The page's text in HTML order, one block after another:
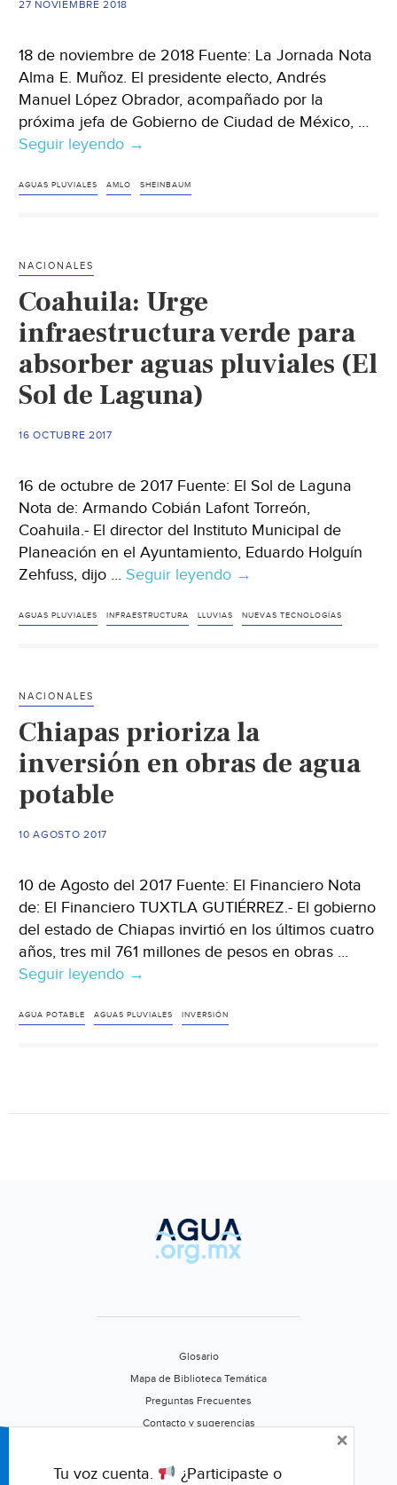
27 NOVIEMBRE 2018
18 de noviembre de 2018 Fuente: La Jornada Nota
Alma E. Muñoz. El presidente electo, Andrés
Manuel López Obrador, acompañado por la
próxima jefa de Gobierno de Ciudad de México, …
Seguir leyendo CdMx:
Sheinbaum
de
campo
militar
para
regulación
pluvial
→
AGUAS PLUVIALES AMLO SHEINBAUM
NACIONALES
Coahuila: Urge
infraestructura verde para
absorber aguas pluviales (El
Sol de Laguna)
16 OCTUBRE 2017
16 de octubre de 2017 Fuente: El Sol de Laguna
Nota de: Armando Cobián Lafont Torreón,
Coahuila.- El director del Instituto Municipal de
Planeación en el Ayuntamiento, Eduardo Holguín
Zehfuss, dijo … Seguir leyendo Coahuila:
infraestructura
pluviales
Sol
→
AGUAS PLUVIALES INFRAESTRUCTURA LLUVIAS NUEVAS TECNOLOGÍAS
NACIONALES
Chiapas prioriza la
inversión en obras de agua
potable
10 AGOSTO 2017
10 de Agosto del 2017 Fuente: El Financiero Nota
de: El Financiero TUXTLA GUTIÉRREZ.- El gobierno
del estado de Chiapas invirtió en los últimos cuatro
años, tres mil 761 millones de pesos en obras …
Seguir leyendo Chiapas
la
→
AGUA POTABLE AGUAS PLUVIALES INVERSIÓN
Glosario
Mapa de Biblioteca Temática
Preguntas Frecuentes
Contacto y sugerencias
Califica este portal
Tu voz cuenta. ¿Participaste o
×